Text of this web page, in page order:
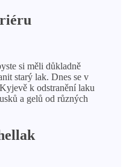
si měli důkladně
starý lak. Dnes se v
k odstranění laku
a gelů od různých